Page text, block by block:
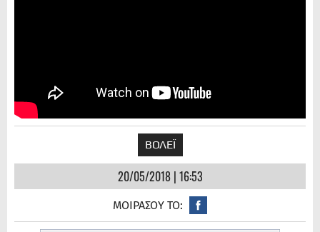
ΒΟΛΕΪ
20/05/2018 | 16:53
ΜΟΙΡΑΣΟΥ ΤΟ: